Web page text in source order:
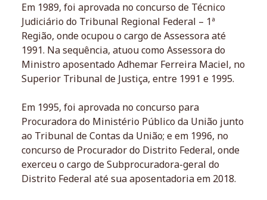
Em 1989, foi aprovada no concurso de Técnico
Judiciário do Tribunal Regional Federal – 1ª
Região, onde ocupou o cargo de Assessora até
1991. Na sequência, atuou como Assessora do
Ministro aposentado Adhemar Ferreira Maciel, no
Superior Tribunal de Justiça, entre 1991 e 1995.
Em 1995, foi aprovada no concurso para
Procuradora do Ministério Público da União junto
ao Tribunal de Contas da União; e em 1996, no
concurso de Procurador do Distrito Federal, onde
exerceu o cargo de Subprocuradora-geral do
Distrito Federal até sua aposentadoria em 2018.